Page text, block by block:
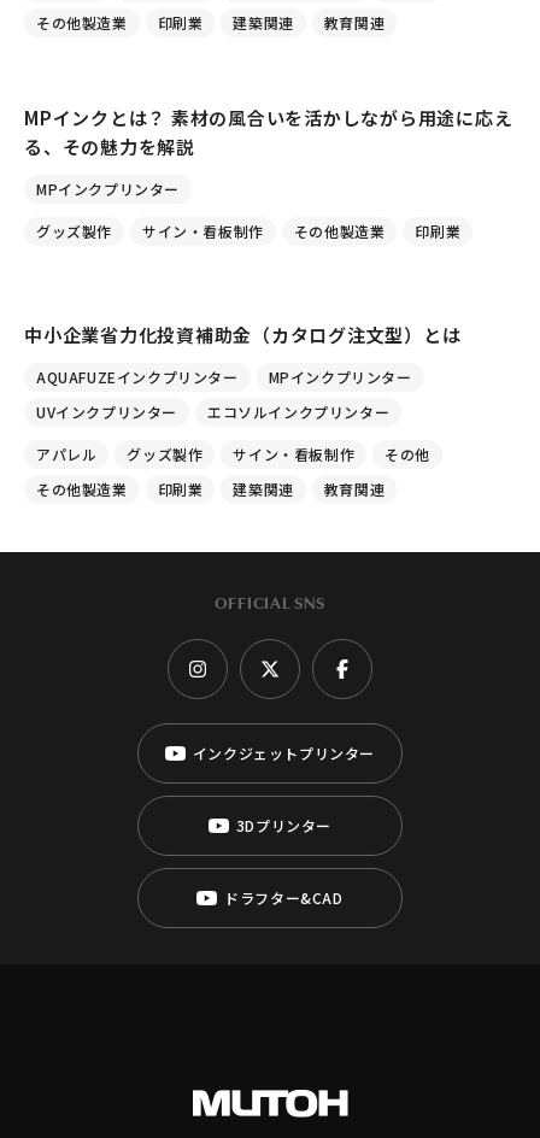
その他製造業
印刷業 建築関連 教育関連
MPインクとは？ 素材の風合いを活かしながら用途に応え
る、その魅力を解説
MPインクプリンター
グッズ製作 サイン・看板制作 その他製造業 印刷業
中小企業省力化投資補助金（カタログ注文型）とは
AQUAFUZEインクプリンター
MPインクプリンター
UVインクプリンター
エコソルインクプリンター
アパレル グッズ製作 サイン・看板制作
その他
その他製造業
印刷業 建築関連 教育関連
OFFICIAL SNS
インクジェットプリンター
3Dプリンター
ドラフター&CAD